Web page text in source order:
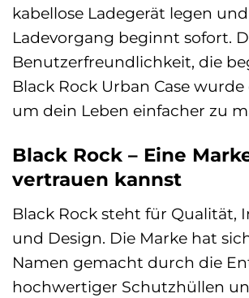
kabellose Ladegerät legen
Ladevorgang beginnt sofort.
Benutzerfreundlichkeit, die
Black Rock Urban Case
um dein Leben einfacher zu
Black Rock – Eine
vertrauen kannst
Black Rock steht für Qualität,
und Design. Die Marke hat
Namen gemacht durch die
hochwertiger Schutzhüllen